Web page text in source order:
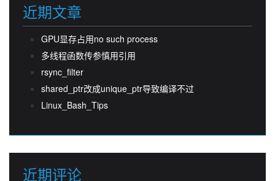
近期文章
GPU显存占用no such process
多线程函数传参慎用引用
rsync_filter
shared_ptr改成unique_ptr导致编译不过
Linux_Bash_Tips
近期评论